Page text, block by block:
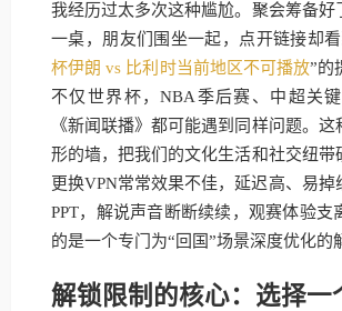
我经历过太多次这种尴尬。聚会筹备好
一桌，朋友们围坐一起，点开链接却
杯伊朗 vs 比利时当前地区不可播放”的
不仅世界杯，NBA季后赛、中超关
《新闻联播》都可能遇到同样问题。
形的墙，把我们的文化生活和社交纽带
更换VPN常常效果不佳，延迟高、易掉
PPT，解说声音断断续续，观赛体验支
的是一个专门为“回国”场景深度优化的
解锁限制的核心：选择一